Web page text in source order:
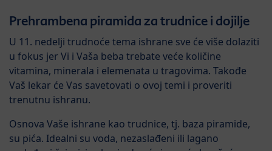
Prehrambena piramida za trudnice i dojilje
U 11. nedelji trudnoće tema ishrane sve će više dolaziti
u fokus jer Vi i Vaša beba trebate veće količine
vitamina, minerala i elemenata u tragovima. Takođe
Vaš lekar će Vas savetovati o ovoj temi i proveriti
trenutnu ishranu.
Osnova Vaše ishrane kao trudnice, tj. baza piramide,
su pića. Idealni su voda, nezaslađeni ili lagano